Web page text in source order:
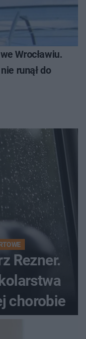
Wrocławiu.
runął do
Rezner.
chorobie